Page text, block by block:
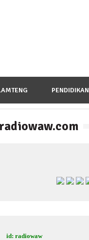
PENDIDIKAN
untuk Bangsa
radiowaw.com
id: radiowaw